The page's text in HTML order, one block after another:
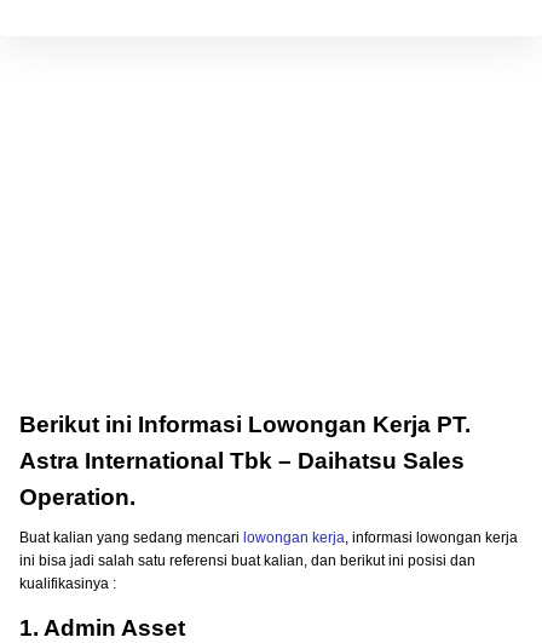
Berikut ini Informasi Lowongan Kerja PT.
Astra International Tbk – Daihatsu Sales
Operation.
Buat kalian yang sedang mencari lowongan kerja, informasi lowongan kerja
ini bisa jadi salah satu referensi buat kalian, dan berikut ini posisi dan
kualifikasinya :
1. Admin Asset